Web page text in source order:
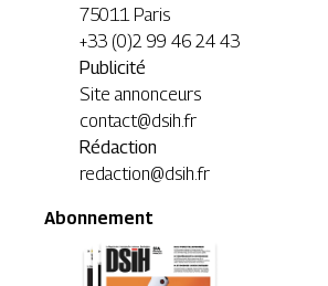
75011 Paris
+33 (0)2 99 46 24 43
Publicité
Site annonceurs
contact@dsih.fr
Rédaction
redaction@dsih.fr
Abonnement